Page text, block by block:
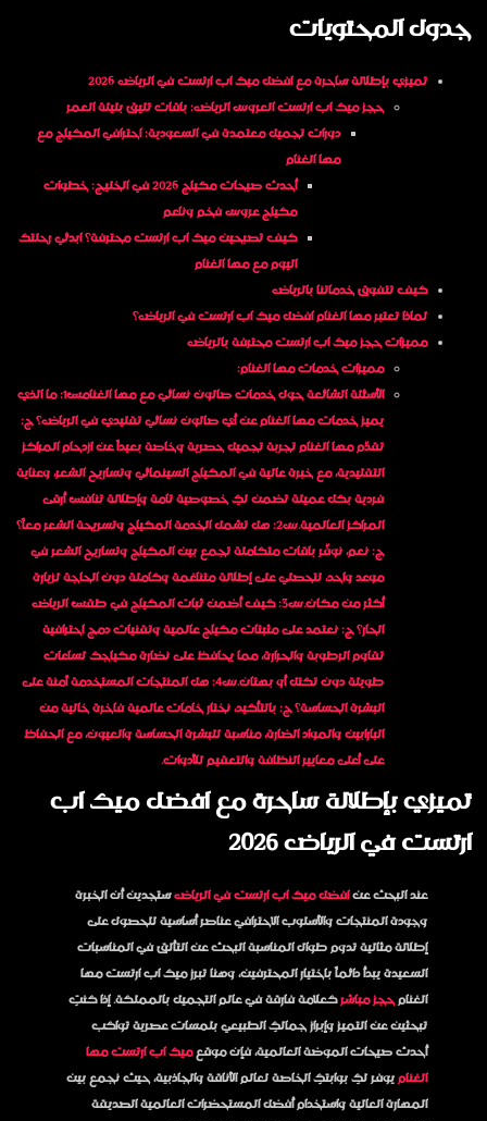
جدول المحتويات
تميزي بإطلالة ساحرة مع افضل ميك اب ارتست في الرياض 2026
حجز ميك اب ارتست العروس الرياض: باقات تليق بليلة العمر
دورات تجميل معتمدة في السعودية: احترافي المكياج مع
مها الغنام
أحدث صيحات مكياج 2026 في الخليج: خطوات
مكياج عروس فخم وناعم
كيف تصبحين ميك اب ارتست محترفة؟ ابدئي رحلتك
اليوم مع مها الغنام
كيف تتفوق خدماتنا بالرياض
لماذا تعتبر مها الغنام افضل ميك اب ارتست في الرياض؟
مميزات حجز ميك اب ارتست محترفة بالرياض
مميزات خدمات مها الغنام:
الأسئلة الشائعة حول خدمات صالون نسائي مع مها الغنامس1: ما الذي
يميز خدمات مها الغنام عن أي صالون نسائي تقليدي في الرياض؟ ج:
تقدّم مها الغنام تجربة تجميل حصرية وخاصة بعيداً عن ازدحام المراكز
التقليدية، مع خبرة عالية في المكياج السينمائي وتساريح الشعر، وعناية
فردية بكل عميلة تضمن لكِ خصوصية تامة وإطلالة تنافس أرقى
المراكز العالمية.س2: هل تشمل الخدمة المكياج وتسريحة الشعر معاً؟
ج: نعم، نوفّر باقات متكاملة تجمع بين المكياج وتساريح الشعر في
موعد واحد، لتحصلي على إطلالة متناغمة وكاملة دون الحاجة لزيارة
أكثر من مكان.س3: كيف أضمن ثبات المكياج في طقس الرياض
الحار؟ ج: نعتمد على مثبتات مكياج عالمية وتقنيات دمج احترافية
تقاوم الرطوبة والحرارة، مما يحافظ على نضارة مكياجك لساعات
طويلة دون تكتل أو بهتان.س4: هل المنتجات المستخدمة آمنة على
البشرة الحساسة؟ ج: بالتأكيد، نختار خامات عالمية فاخرة خالية من
البارابين والمواد الضارة، مناسبة للبشرة الحساسة والعيون، مع الحفاظ
على أعلى معايير النظافة والتعقيم للأدوات.
تميزي بإطلالة ساحرة مع افضل ميك اب
ارتست في الرياض 2026
عند البحث عنافضل ميك اب ارتست في الرياضستجدين أن الخبرة
وجودة المنتجات والأسلوب الاحترافي عناصر أساسية للحصول على
إطلالة مثالية تدوم طوال المناسبة البحث عن التألق في المناسبات
السعيدة يبدأ دائماً باختيار المحترفين، وهنا تبرزميك اب ارتست مها
الغنامحجز مباشركعلامة فارقة في عالم التجميل بالمملكة. إذا كنتِ
تبحثين عن التميز وإبراز جمالكِ الطبيعي بلمسات عصرية تواكب
أحدث صيحات الموضة العالمية، فإن موقعميك اب ارتست مها
الغناميوفر لكِ بوابتكِ الخاصة لعالم الأناقة والجاذبية، حيث نجمع بين
المهارة العالية واستخدام أفضل المستحضرات العالمية الصديقة